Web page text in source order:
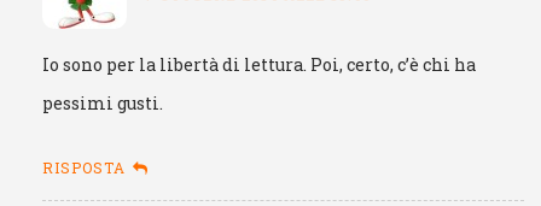
Io sono per la libertà di lettura. Poi, certo, c’è chi ha
pessimi gusti.
RISPOSTA